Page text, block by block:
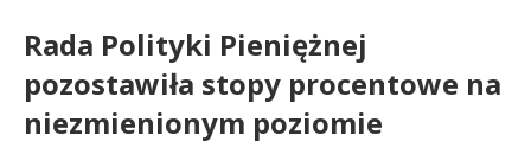
Rada Polityki Pieniężnej
pozostawiła stopy procentowe na
niezmienionym poziomie